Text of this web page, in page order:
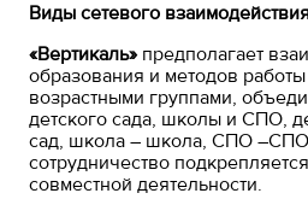
Виды сетевого
«Вертикаль»предполагает
образования и методов
возрастными группами,
детского сада, школы и СПО,
сад, школа – школа, СПО –СПО
сотрудничество
совместной деятельности.